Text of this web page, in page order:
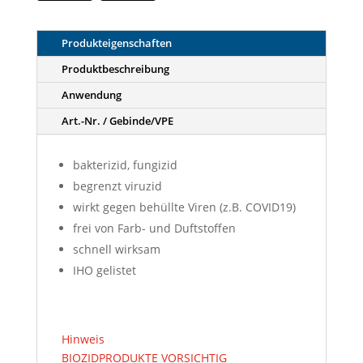
Produkteigenschaften
Produktbeschreibung
Anwendung
Art.-Nr. / Gebinde/VPE
bakterizid, fungizid
begrenzt viruzid
wirkt gegen behüllte Viren (z.B. COVID19)
frei von Farb- und Duftstoffen
schnell wirksam
IHO gelistet
Hinweis
BIOZIDPRODUKTE VORSICHTIG